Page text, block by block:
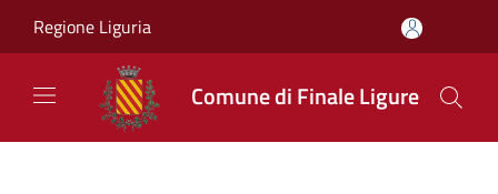
Regione Liguria
Comune di Finale Ligure